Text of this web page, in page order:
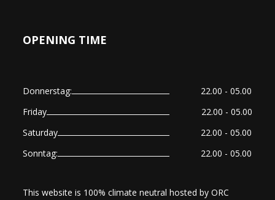
OPENING TIME
Donnerstag:
22.00 - 05.00
Friday
22.00 - 05.00
Saturday
22.00 - 05.00
Sonntag:
22.00 - 05.00
This website is 100% climate neutral hosted byORC